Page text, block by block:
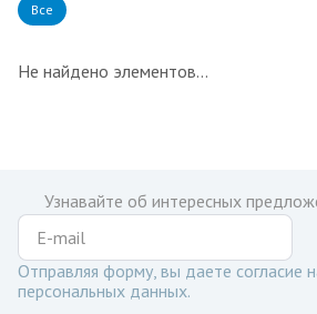
Все
Не найдено элементов...
Узнавайте об интересных
Отправляя форму, вы даете согласие
персональных данных.